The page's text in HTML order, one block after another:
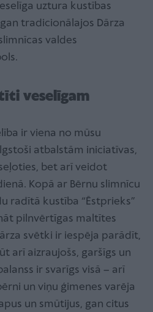
uztura kustības
tradicionālajos Dārza
valdes
veselīgam
ir viena no mūsu
atbalstām iniciatīvas,
bet arī veidot
Kopā ar Bērnu slimnīcu
radītā kustība “Ēstprieks”
pilnvērtīgas maltītes
svētki ir iespēja parādīt,
arī aizraujošs, garšīgs un
ir svarīgs visā – arī
un viņu ģimenes varēja
un smūtijus, gan citus